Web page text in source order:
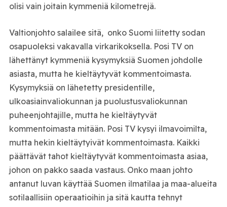
olisi vain joitain kymmeniä kilometrejä.
Valtionjohto salailee sitä, onko Suomi liitetty sodan
osapuoleksi vakavalla virkarikoksella. Posi TV on
lähettänyt kymmeniä kysymyksiä Suomen johdolle
asiasta, mutta he kieltäytyvät kommentoimasta.
Kysymyksiä on lähetetty presidentille,
ulkoasiainvaliokunnan ja puolustusvaliokunnan
puheenjohtajille, mutta he kieltäytyvät
kommentoimasta mitään. Posi TV kysyi ilmavoimilta,
mutta hekin kieltäytyivät kommentoimasta. Kaikki
päättävät tahot kieltäytyvät kommentoimasta asiaa,
johon on pakko saada vastaus. Onko maan johto
antanut luvan käyttää Suomen ilmatilaa ja maa-alueita
sotilaallisiin operaatioihin ja sitä kautta tehnyt